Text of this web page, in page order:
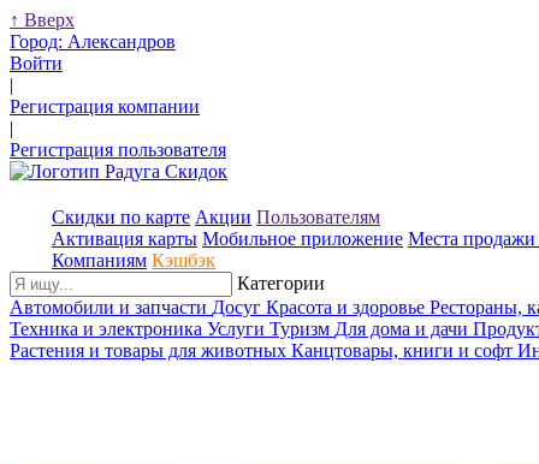
↑ Вверх
Город: Александров
Войти
|
Регистрация компании
|
Регистрация пользователя
Скидки по карте Акции Пользователям
Активация карты Мобильное приложение Места продажи
Компаниям Кэшбэк
Категории
Автомобили и запчасти Досуг Красота и здоровье Рестораны,
Техника и электроника Услуги Туризм Для дома и дачи
Растения и товары для животных Канцтовары, книги и софт